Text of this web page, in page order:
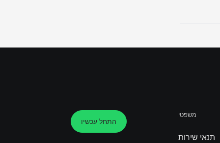
משפטי
תנאי שירות
התחל עכשיו